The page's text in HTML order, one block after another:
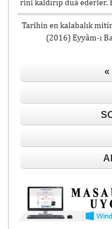
rini kaldırıp duâ ederler.
Tarihin en kalabalık
(2016) Eyyâm-ı
«